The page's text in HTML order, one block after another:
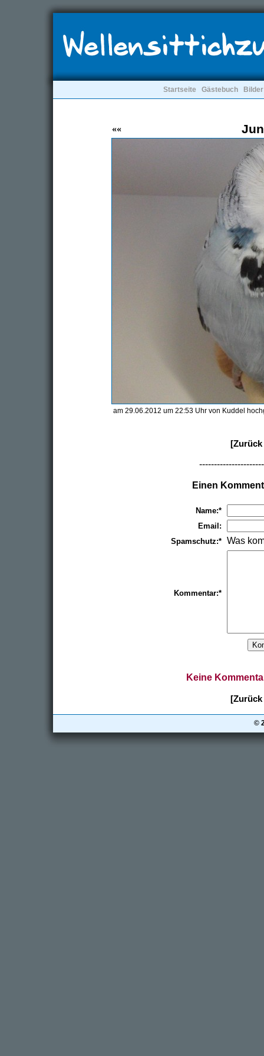
Startseite Gästebuch Bilder
««
am 29.06.2012 um 22:53 Uhr von Kuddel
Einen
Name:*
Email:
Spamschutz:* Was
Kommentar:*
Keine
©